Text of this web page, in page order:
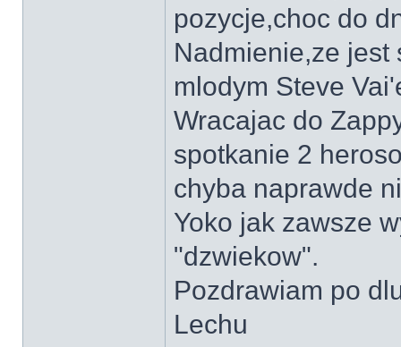
pozycje,choc do
Nadmienie,ze jest
mlodym Steve
Wracajac do
spotkanie 2
chyba naprawde
Yoko jak zawsze
"dzwiekow".
Pozdrawiam po
Lechu